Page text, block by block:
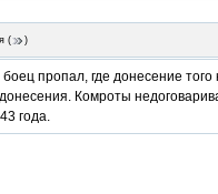
( )
боец пропал, где донесение
Комроты
года.